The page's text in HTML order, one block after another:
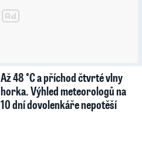
Až 48 °C a příchod čtvrté vlny
horka. Výhled meteorologů na
10 dní dovolenkáře nepotěší